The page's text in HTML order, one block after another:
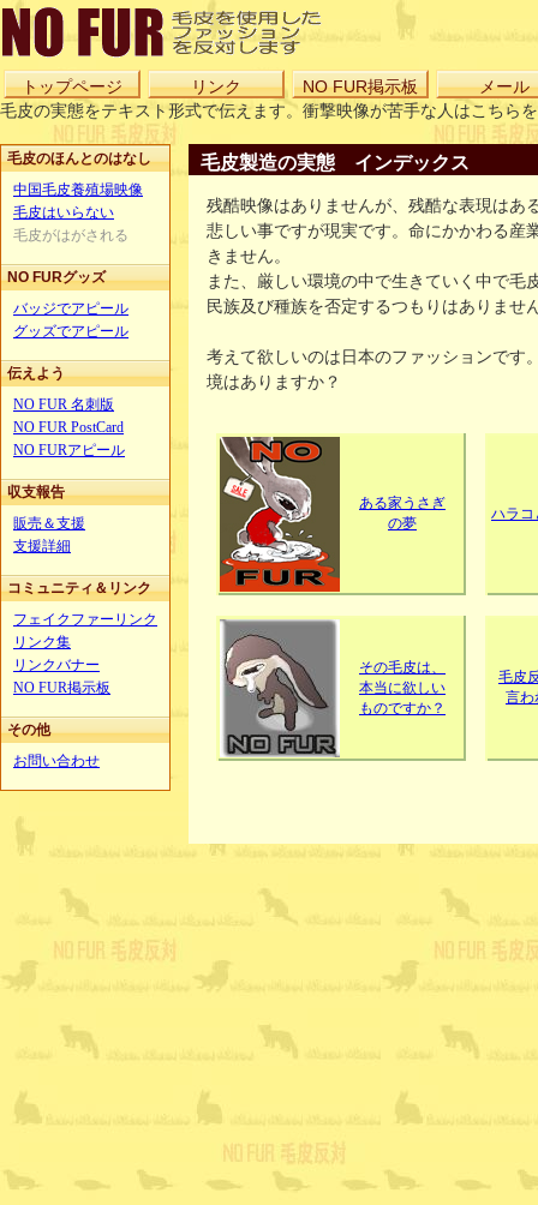
トップページ リンク NO FUR掲示板 メール
毛皮の実態をテキスト形式で伝えます。衝撃映像が苦手な人はこちら
毛皮のほんとのはなし
中国毛皮養殖場映像
毛皮はいらない
毛皮がはがされる
NO FURグッズ
バッジでアピール
グッズでアピール
伝えよう
NO FUR 名刺版
NO FUR PostCard
NO FURアピール
収支報告
販売＆支援
支援詳細
コミュニティ＆リンク
フェイクファーリンク
リンク集
リンクバナー
NO FUR掲示板
その他
お問い合わせ
毛皮製造の実態 インデックス
残酷映像はありませんが、残酷な表現はあ
悲しい事ですが現実です。命にかかわる産
きません。
また、厳しい環境の中で生きていく中で毛
民族及び種族を否定するつもりはありませ
考えて欲しいのは日本のファッションです
境はありますか？
ある家うさぎ
の夢
ハラコ
その毛皮は、
本当に欲しい
ものですか？
毛皮
言わ